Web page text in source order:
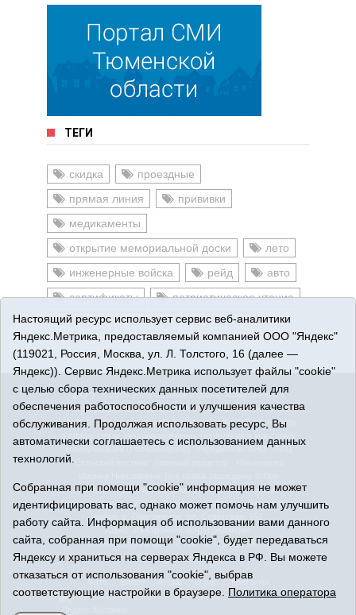
ТЕГИ
скидка
проездные
прямая линия
прививки
медикаменты
открытие мемориальной доски
лето
инженерные войска
рейд
авто
сертификаты
патриотическое чтение
ВЛКСМ
стенд усадьба\
16+© 2015-2026 Сетевое издание «Омутинское».
Регистрационный номер СМИ Эл № ФС77-65144 от 28
марта 2016 г., выданное Федеральной службой по надзору
коммуникаций (Роскомнадзор). Учредитель: АНО "ИИЦ
"Сельский вестник", главный редактор - Никонорова
использовании материалов ссылка обязательна.
Адрес редакции: 627070, Тюменская область, Омутинский
район, с. Омутинское, ул. Советская, 151
Адрес электронной почты редакции:
selvest151@yandex.ru, тел.: 8(34544)3-16-73
Политика оператора
Фото Видео Аудио О нас Контакты
Настоящий ресурс использует сервис веб-аналитики
Яндекс.Метрика, предоставляемый компанией ООО "Яндекс"
(119021, Россия, Москва, ул. Л. Толстого, 16 (далее —
Яндекс)). Сервис Яндекс.Метрика использует файлы "cookie"
с целью сбора технических данных посетителей для
обеспечения работоспособности и улучшения качества
обслуживания. Продолжая использовать ресурс, Вы
автоматически соглашаетесь с использованием данных
технологий.
Собранная при помощи "cookie" информация не может
идентифицировать вас, однако может помочь нам улучшить
работу сайта. Информация об использовании вами данного
сайта, собранная при помощи "cookie", будет передаваться
Яндексу и храниться на серверах Яндекса в РФ. Вы можете
отказаться от использования "cookie", выбрав
соответствующие настройки в браузере. Политика оператора